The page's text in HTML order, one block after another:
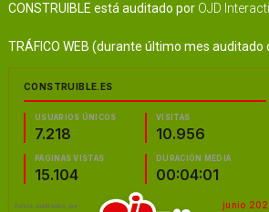
CONSTRUIBLE está auditado por OJD
TRÁFICO WEB (durante último mes auditado